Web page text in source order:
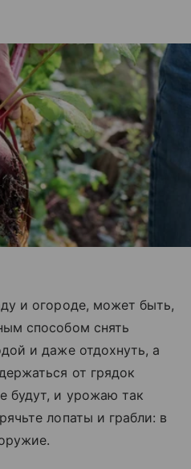
и огороде, может быть,
способом снять
и даже отдохнуть, а
от грядок
будут, и урожаю так
лопаты и грабли: в